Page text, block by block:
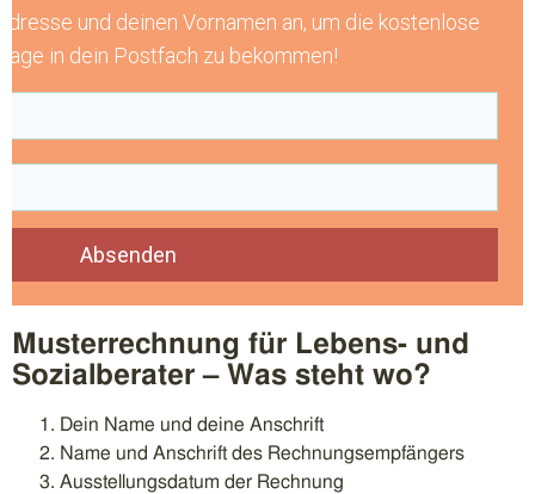
und deinen Vornamen an, um die kostenlose
in dein Postfach zu bekommen!
Absenden
Musterrechnung für Lebens- und
Sozialberater – Was steht wo?
Dein Name und deine Anschrift
Name und Anschrift des Rechnungsempfängers
Ausstellungsdatum der Rechnung